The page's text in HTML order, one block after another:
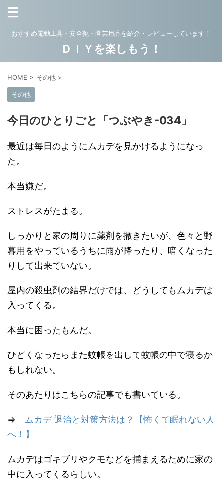
おすすめ電動工具・安全靴・園芸用品を紹介・レビューしています！
ＤＩＹを楽しもう！
HOME > その他 >
その他
今日のひとりごと「つぶやき-034」
最近は毎日のようにムカデを見かけるようになっ
た。
本当嫌だ。
ストレスがたまる。
しっかりと家の周りに薬剤を撒きたいが、色々と野
暮用をやっているうちに雨が降ったり、暗くなった
りして出来ていない。
屋内の殺虫剤の結界だけでは、どうしてもムカデは
入ってくる。
本当に困ったもんだ。
ひどくなったらまた蚊帳を出して蚊帳の中で寝るか
もしれない。
そのあたりはこちらの記事でも書いている。
⇒
ムカデ 退治と対策方法は？【怖くて眠れない人
へ！】
ムカデはゴキブリやクモなどを捕まえるために家の
中に入ってくるらしい。